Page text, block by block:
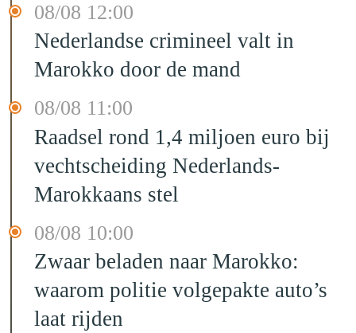
08/08 12:00
Nederlandse crimineel valt in
Marokko door de mand
08/08 11:00
Raadsel rond 1,4 miljoen euro bij
vechtscheiding Nederlands-
Marokkaans stel
08/08 10:00
Zwaar beladen naar Marokko:
waarom politie volgepakte auto’s
laat rijden